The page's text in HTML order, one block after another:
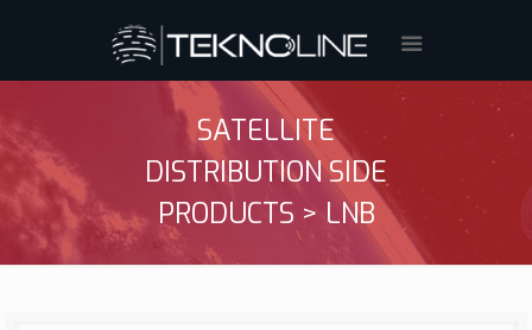
SATELLITE
DISTRIBUTION SIDE
PRODUCTS > LNB